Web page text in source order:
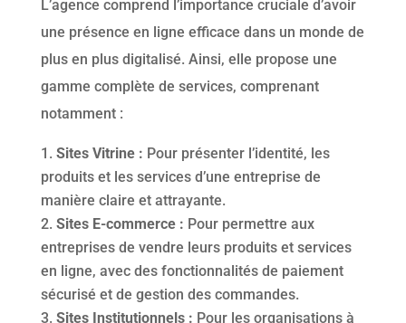
L’agence comprend l’importance cruciale d’avoir
une présence en ligne efficace dans un monde de
plus en plus digitalisé. Ainsi, elle propose une
gamme complète de services, comprenant
notamment :
Sites Vitrine : Pour présenter l’identité, les
produits et les services d’une entreprise de
manière claire et attrayante.
Sites E-commerce : Pour permettre aux
entreprises de vendre leurs produits et services
en ligne, avec des fonctionnalités de paiement
sécurisé et de gestion des commandes.
Sites Institutionnels : Pour les organisations à